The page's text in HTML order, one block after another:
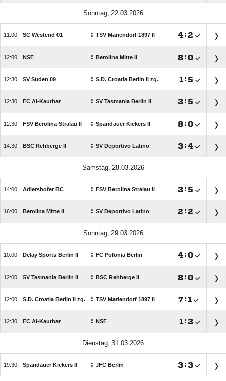
 
 SC Westend 01 : TSV Mariendorf 1897 II : 
 NSF : Berolina Mitte II : 
 SV Süden 09 : S.D. Croatia Berlin II zg.  : 
 FC Al-Kauthar : SV Tasmania Berlin II : 
 FSV Berolina Stralau II : Spandauer Kickers II : 
 BSC Rehberge II : SV Deportivo Latino :
 
 Adlershofer BC : FSV Berolina Stralau II : 
 Berolina Mitte II : SV Deportivo Latino  : 
 
 Delay Sports Berlin II : FC Polonia Berlin : 
 SV Tasmania Berlin II : BSC Rehberge II : 
 S.D. Croatia Berlin II zg. : TSV Mariendorf 1897 II :
 FC Al-Kauthar : NSF  : 
 
 Spandauer Kickers II : JFC Berlin : 